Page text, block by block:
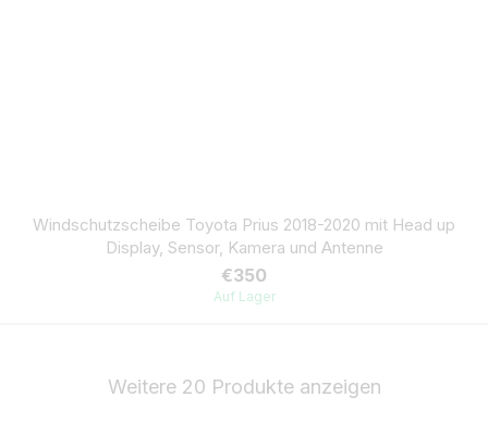
Windschutzscheibe Toyota Prius 2018-2020 mit Head up
Display, Sensor, Kamera und Antenne
€350
Auf Lager
Weitere 20 Produkte anzeigen